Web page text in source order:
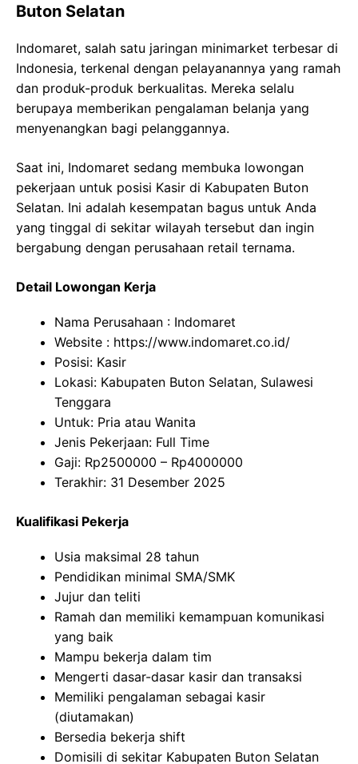
Buton Selatan
Indomaret, salah satu jaringan minimarket terbesar di
Indonesia, terkenal dengan pelayanannya yang ramah
dan produk-produk berkualitas. Mereka selalu
berupaya memberikan pengalaman belanja yang
menyenangkan bagi pelanggannya.
Saat ini, Indomaret sedang membuka lowongan
pekerjaan untuk posisi Kasir di Kabupaten Buton
Selatan. Ini adalah kesempatan bagus untuk Anda
yang tinggal di sekitar wilayah tersebut dan ingin
bergabung dengan perusahaan retail ternama.
Detail Lowongan Kerja
Nama Perusahaan : Indomaret
Website : https://www.indomaret.co.id/
Posisi: Kasir
Lokasi: Kabupaten Buton Selatan, Sulawesi
Tenggara
Untuk: Pria atau Wanita
Jenis Pekerjaan: Full Time
Gaji: Rp2500000 – Rp4000000
Terakhir: 31 Desember 2025
Kualifikasi Pekerja
Usia maksimal 28 tahun
Pendidikan minimal SMA/SMK
Jujur dan teliti
Ramah dan memiliki kemampuan komunikasi
yang baik
Mampu bekerja dalam tim
Mengerti dasar-dasar kasir dan transaksi
Memiliki pengalaman sebagai kasir
(diutamakan)
Bersedia bekerja shift
Domisili di sekitar Kabupaten Buton Selatan